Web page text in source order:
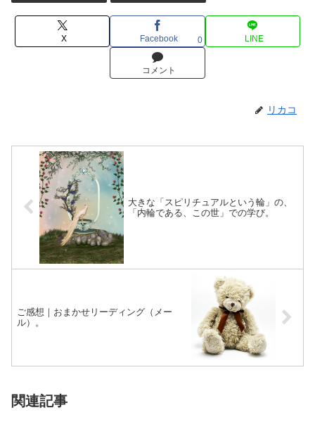
X Facebook 0 LINE
コメント
リカコ
大きな「スピリチュアルという輪」の、
「内輪である、この世」での学び。
ご感想｜おまかせリーディング（メー
ル）。
関連記事